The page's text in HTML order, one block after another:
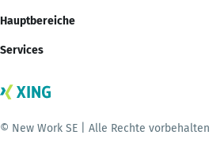
Hauptbereiche
Services
© New Work SE | Alle Rechte vorbehalten